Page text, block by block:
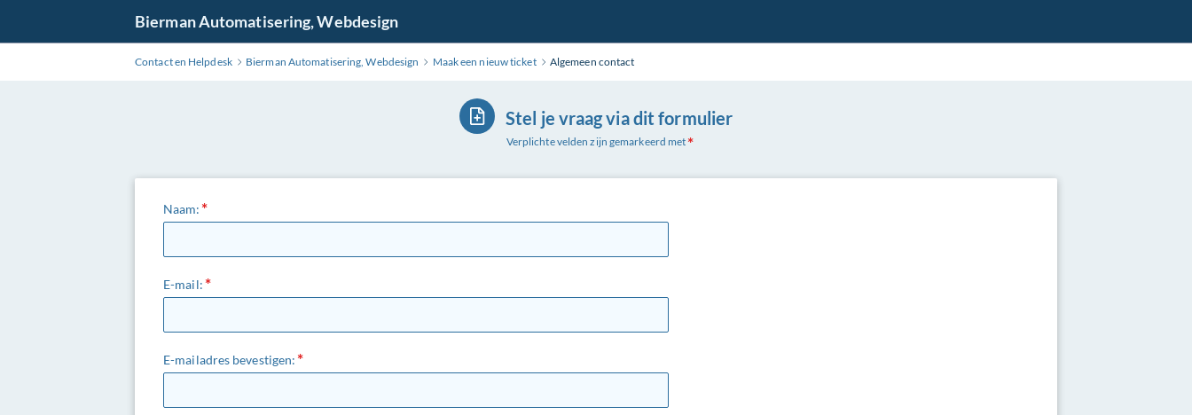
Bierman Automatisering, Webdesign
Contact en Helpdesk Bierman Automatisering, Webdesign Maak een nieuw ticket Algemeen contact
Stel je vraag via dit formulier
Verplichte velden zijn gemarkeerd met
Naam:
E-mail:
E-mailadres bevestigen: